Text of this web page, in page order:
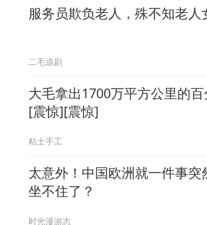
服务员欺负老人，殊不知老人
二毛追剧
大毛拿出1700万平方公里的
[震惊][震惊]
粘土手工
太意外！中国欧洲就一件事
坐不住了？
时光漫游志